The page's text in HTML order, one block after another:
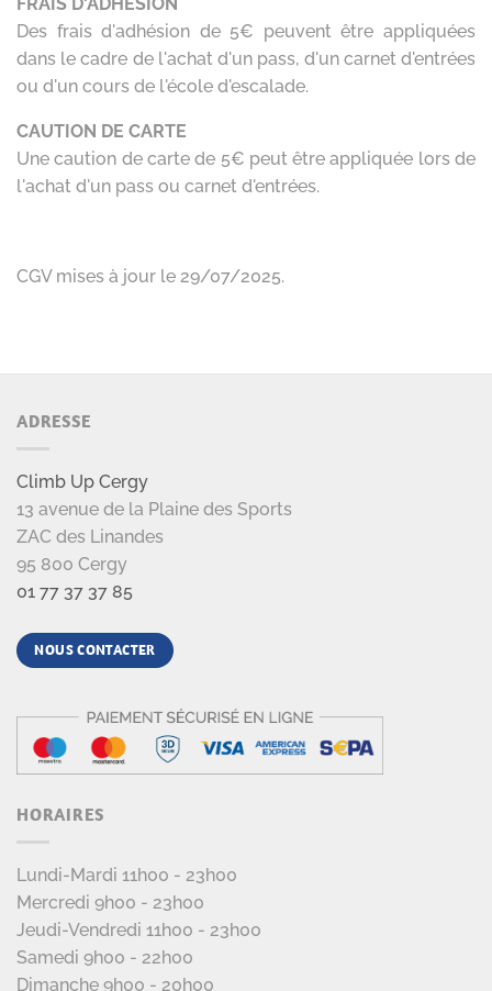
ADRESSE
Climb Up Cergy
13 avenue de la Plaine des Sports
ZAC des Linandes
95 800 Cergy
01 77 37 37 85
NOUS CONTACTER
HORAIRES
Lundi-Mardi 11h00 - 23h00
Mercredi 9h00 - 23h00
Jeudi-Vendredi 11h00 - 23h00
Samedi 9h00 - 22h00
Dimanche 9h00 - 20h00